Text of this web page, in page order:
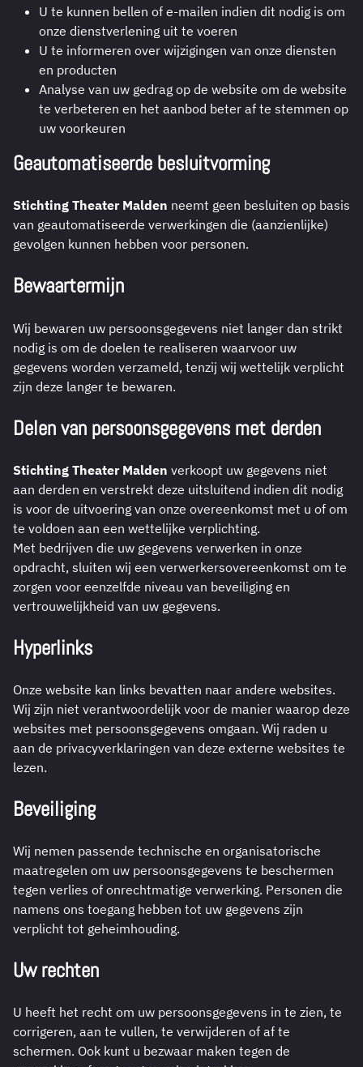
U te kunnen bellen of e-mailen indien dit nodig is om
onze dienstverlening uit te voeren
U te informeren over wijzigingen van onze diensten
en producten
Analyse van uw gedrag op de website om de website
te verbeteren en het aanbod beter af te stemmen op
uw voorkeuren
Geautomatiseerde besluitvorming
Stichting Theater Malden neemt geen besluiten op basis
van geautomatiseerde verwerkingen die (aanzienlijke)
gevolgen kunnen hebben voor personen.
Bewaartermijn
Wij bewaren uw persoonsgegevens niet langer dan strikt
nodig is om de doelen te realiseren waarvoor uw
gegevens worden verzameld, tenzij wij wettelijk verplicht
zijn deze langer te bewaren.
Delen van persoonsgegevens met derden
Stichting Theater Malden verkoopt uw gegevens niet
aan derden en verstrekt deze uitsluitend indien dit nodig
is voor de uitvoering van onze overeenkomst met u of om
te voldoen aan een wettelijke verplichting.
Met bedrijven die uw gegevens verwerken in onze
opdracht, sluiten wij een verwerkersovereenkomst om te
zorgen voor eenzelfde niveau van beveiliging en
vertrouwelijkheid van uw gegevens.
Hyperlinks
Onze website kan links bevatten naar andere websites.
Wij zijn niet verantwoordelijk voor de manier waarop deze
websites met persoonsgegevens omgaan. Wij raden u
aan de privacyverklaringen van deze externe websites te
lezen.
Beveiliging
Wij nemen passende technische en organisatorische
maatregelen om uw persoonsgegevens te beschermen
tegen verlies of onrechtmatige verwerking. Personen die
namens ons toegang hebben tot uw gegevens zijn
verplicht tot geheimhouding.
Uw rechten
U heeft het recht om uw persoonsgegevens in te zien, te
corrigeren, aan te vullen, te verwijderen of af te
schermen. Ook kunt u bezwaar maken tegen de